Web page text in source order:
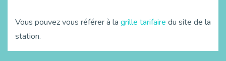
Vous pouvez vous référer à la grille tarifaire du site de la
station.